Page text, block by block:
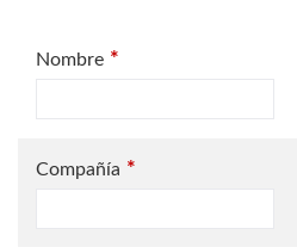
Nombre *
Compañía *